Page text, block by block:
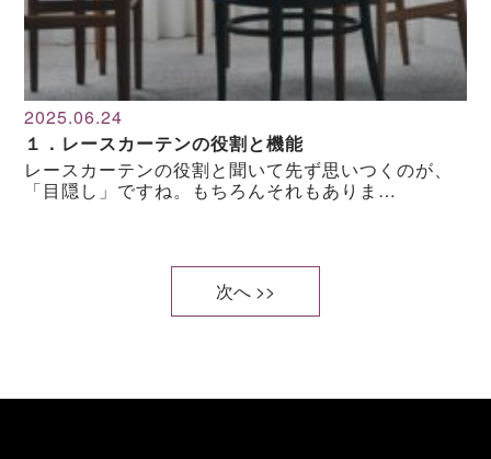
2025.06.24
１．レースカーテンの役割と機能
レースカーテンの役割と聞いて先ず思いつくのが、
「目隠し」ですね。もちろんそれもありま…
次へ >>